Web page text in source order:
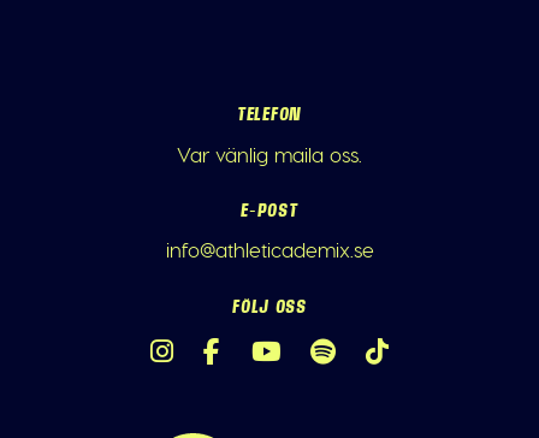
TELEFON
Var vänlig maila oss.
E-POST
info@athleticademix.se
FÖLJ OSS